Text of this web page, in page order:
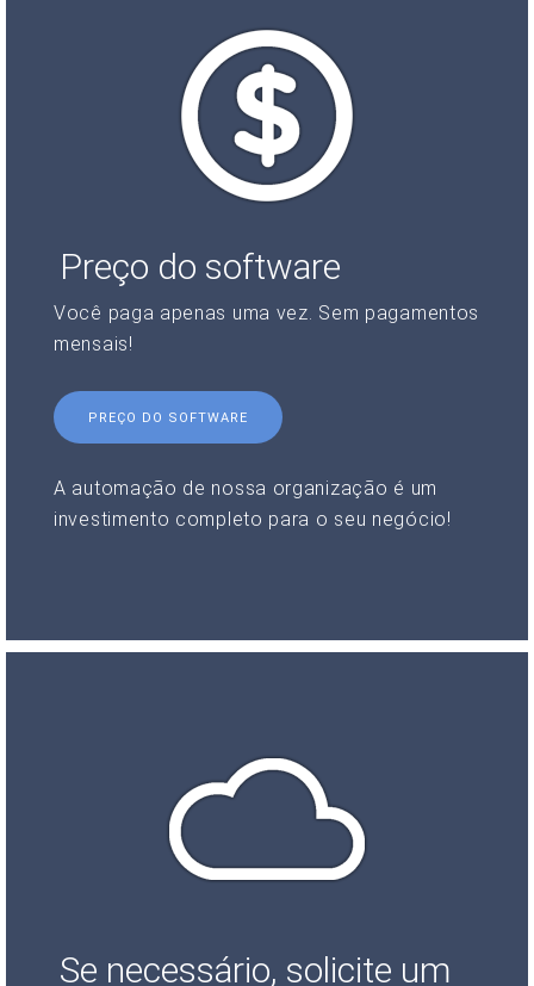
Preço do software
Você paga apenas uma vez. Sem pagamentos
mensais!
PREÇO DO SOFTWARE
A automação de nossa organização é um
investimento completo para o seu negócio!
Se necessário, solicite um